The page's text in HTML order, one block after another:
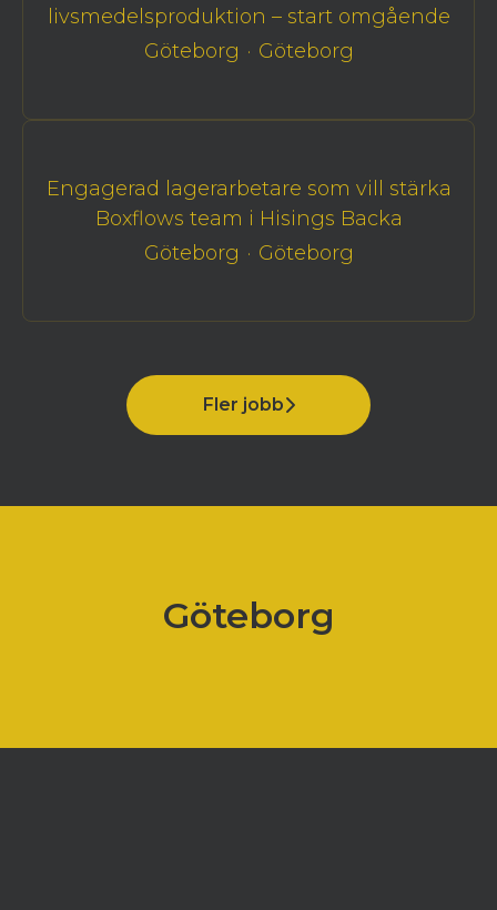
livsmedelsproduktion – start omgående
Göteborg · Göteborg
Engagerad lagerarbetare som vill stärka
Boxflows team i Hisings Backa
Göteborg · Göteborg
Fler jobb
Göteborg